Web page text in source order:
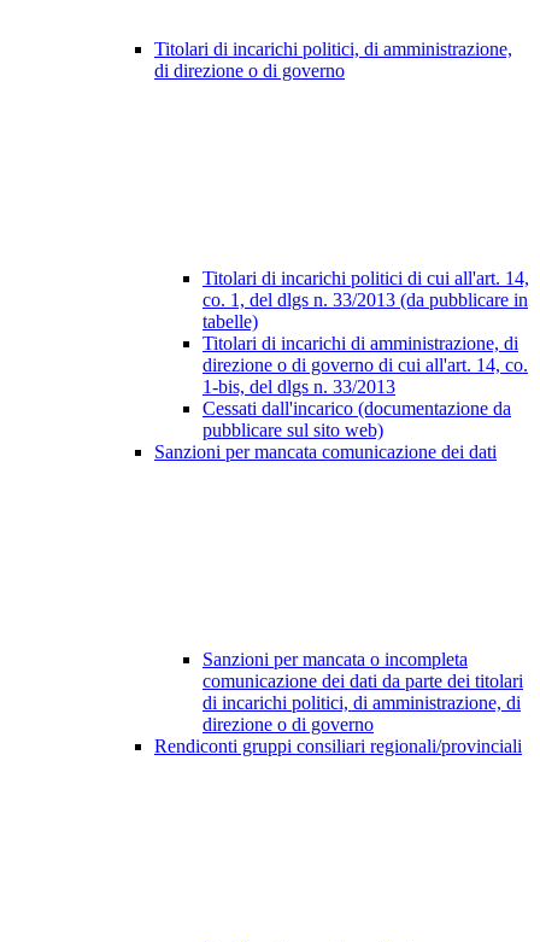
Titolari di incarichi politici, di amministrazione,
di direzione o di governo
Titolari di incarichi politici di cui all'art. 14,
co. 1, del dlgs n. 33/2013 (da pubblicare in
tabelle)
Titolari di incarichi di amministrazione, di
direzione o di governo di cui all'art. 14, co.
1-bis, del dlgs n. 33/2013
Cessati dall'incarico (documentazione da
pubblicare sul sito web)
Sanzioni per mancata comunicazione dei dati
Sanzioni per mancata o incompleta
comunicazione dei dati da parte dei titolari
di incarichi politici, di amministrazione, di
direzione o di governo
Rendiconti gruppi consiliari regionali/provinciali